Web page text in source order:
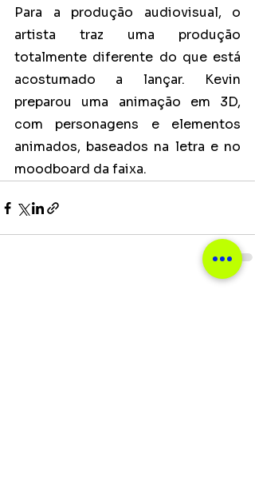
Para a produção audiovisual, o
artista traz uma produção
totalmente diferente do que está
acostumado a lançar. Kevin
preparou uma animação em 3D,
com personagens e elementos
animados, baseados na letra e no
moodboard da faixa.